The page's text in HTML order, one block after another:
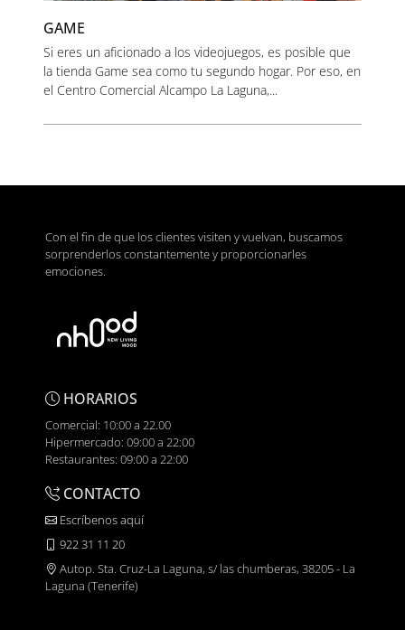
GAME
Si eres un aficionado a los videojuegos, es posible que
la tienda Game sea como tu segundo hogar. Por eso, en
el Centro Comercial Alcampo La Laguna,...
Con el fin de que los clientes visiten y vuelvan, buscamos
sorprenderlos constantemente y proporcionarles
emociones.
HORARIOS
Comercial: 10:00 a 22.00
Hipermercado: 09:00 a 22:00
Restaurantes: 09:00 a 22:00
CONTACTO
Escríbenos aquí
922 31 11 20
Autop. Sta. Cruz-La Laguna, s/ las chumberas, 38205 - La
Laguna (Tenerife)